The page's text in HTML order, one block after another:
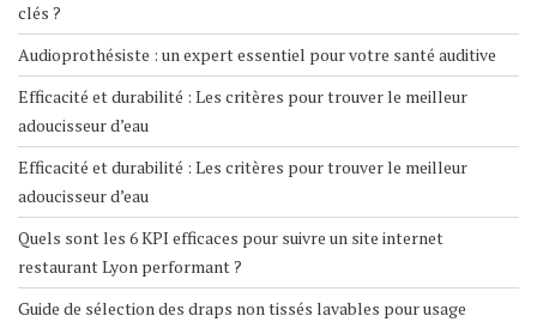
clés ?
Audioprothésiste : un expert essentiel pour votre santé auditive
Efficacité et durabilité : Les critères pour trouver le meilleur
adoucisseur d’eau
Efficacité et durabilité : Les critères pour trouver le meilleur
adoucisseur d’eau
Quels sont les 6 KPI efficaces pour suivre un site internet
restaurant Lyon performant ?
Guide de sélection des draps non tissés lavables pour usage